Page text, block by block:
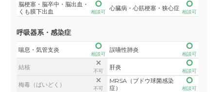
脳梗塞・脳卒中・脳出血・
くも膜下出血
相談可
心臓病・心筋梗塞・狭心症
相談可
呼吸器系・感染症
喘息・気管支炎
相談可
誤嚥性肺炎
相談可
結核
不可
肝炎
相談可
梅毒（ばいどく）
不可
MRSA（ブドウ球菌感染
症）
相談可